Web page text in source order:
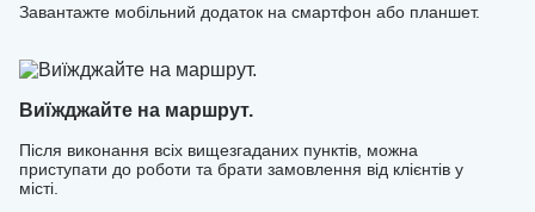
Завантажте мобільний додаток на смартфон або планшет.
Виїжджайте на маршрут.
Після виконання всіх вищезгаданих пунктів, можна
приступати до роботи та брати замовлення від клієнтів у
місті.